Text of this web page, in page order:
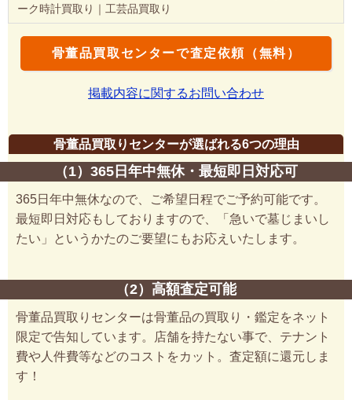
ーク時計買取り｜工芸品買取り
骨董品買取センターで査定依頼（無料）
掲載内容に関するお問い合わせ
骨董品買取りセンターが選ばれる6つの理由
（1）365日年中無休・最短即日対応可
365日年中無休なので、ご希望日程でご予約可能です。
最短即日対応もしておりますので、「急いで墓じまいし
たい」というかたのご要望にもお応えいたします。
（2）高額査定可能
骨董品買取りセンターは骨董品の買取り・鑑定をネット
限定で告知しています。店舗を持たない事で、テナント
費や人件費等などのコストをカット。査定額に還元しま
す！